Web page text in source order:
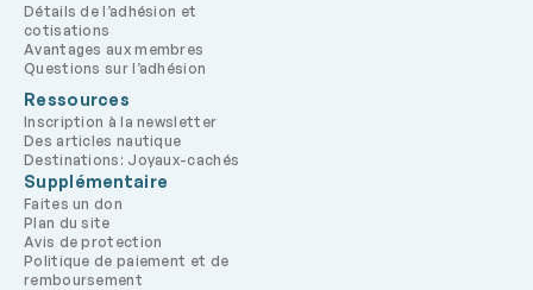
Détails de l’adhésion et
cotisations
Avantages aux membres
Questions sur l’adhésion
Ressources
Inscription à la newsletter
Des articles nautique
Destinations: Joyaux-cachés
Supplémentaire
Faites un don
Plan du site
Avis de protection
Politique de paiement et de
remboursement